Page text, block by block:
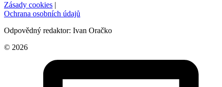
Zásady cookies |
Ochrana osobních údajů
Odpovědný redaktor: Ivan Oračko
© 2026